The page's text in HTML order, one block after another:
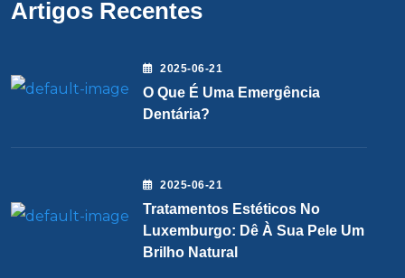
Artigos Recentes
2025-06-21
O Que É Uma Emergência
Dentária?
2025-06-21
Tratamentos Estéticos No
Luxemburgo: Dê À Sua Pele Um
Brilho Natural